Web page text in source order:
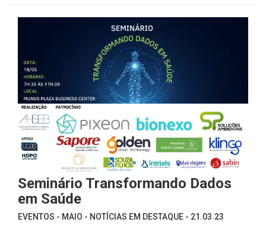
Seminário Transformando Dados
em Saúde
EVENTOS - MAIO - NOTÍCIAS EM DESTAQUE - 21.03.23